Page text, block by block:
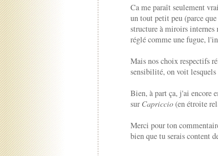
Ca me paraît seulement
un tout petit peu (parce
structure à miroirs
réglé comme une fugue,
Mais nos choix respectifs
sensibilité, on voit
Bien, à part ça, j'ai encore
surCapriccio(en étroite
Merci pour ton
bien que tu serais content